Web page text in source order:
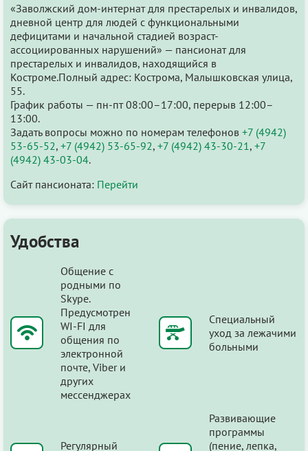
«Заволжский дом-интернат для престарелых и инвалидов,
дневной центр для людей с функциональными
дефицитами и начальной стадией возраст-
ассоциированных нарушений» — пансионат для
престарелых и инвалидов, находящийся в
Костроме.Полный адрес: Кострома, Малышковская улица,
55.
График работы — пн-пт 08:00–17:00, перерыв 12:00–
13:00.
Задать вопросы можно по номерам телефонов +7 (4942)
53-65-52, +7 (4942) 53-65-92, +7 (4942) 43-30-21 , +7
(4942) 43-03-04.
Сайт пансионата: Перейти
Удобства
Общение с
родными по
Skype.
Предусмотрен
WI-FI для
общения по
электронной
почте, Viber и
других
мессенджерах
Специальный
уход за лежачими
больными
Регулярный
Развивающие
программы
(пение, лепка,